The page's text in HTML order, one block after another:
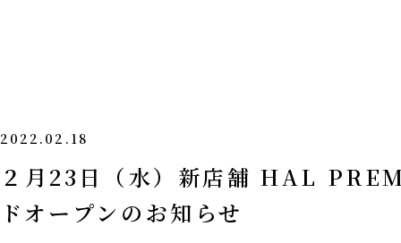
2022.02.18
２月23日（水）新店舗 HAL
ドオープンのお知らせ